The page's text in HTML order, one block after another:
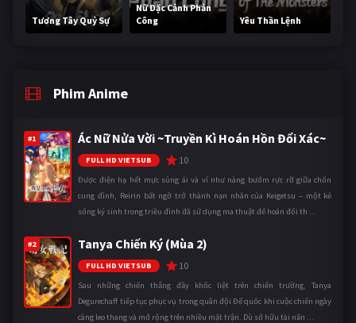
Tương Tây Quỷ Sự
Nữ Đặc Cảnh Phản
Công
Yêu Thần Lệnh
Phim Anime
#1 Ác Nữ Nửa Vời ~Truyền Kì Hoán Hồn Đổi Xác~
FULL HD VIETSUB 10
Được điện hạ hết mực sủng ái và ví như nàng bướm rực rỡ giữa chốn
cung đình, Reirin bất ngờ trở thành nạn nhân của Keigetsu – một kẻ
sống ký sinh trong triều đình đã sử dụng ma thuật để hoán đổi th ...
#2 Tanya Chiến Ký (Mùa 2)
FULL HD VIETSUB 10
Sau những chiến thắng đầy khốc liệt trên chiến trường, Tanya
Degurechaff tiếp tục phục vụ trong quân đội Đế quốc khi cuộc chiến ngày
càng leo thang và mở rộng trên nhiều mặt trận. Dù sở hữu tài năn ...